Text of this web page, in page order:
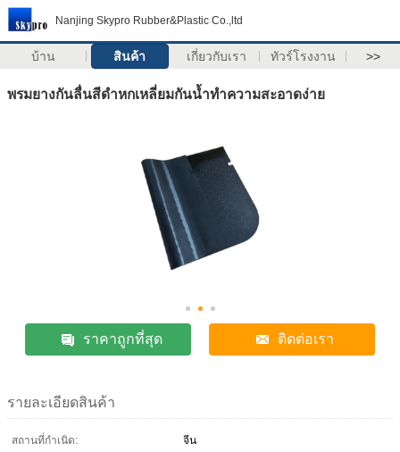
Nanjing Skypro Rubber&Plastic Co.,ltd
บ้าน สินค้า เกี่ยวกับเรา ทัวร์โรงงาน >>
พรมยางกันลื่นสีดำหกเหลี่ยมกันน้ำทำความสะอาดง่าย
ราคาถูกที่สุด ติดต่อเรา
รายละเอียดสินค้า
สถานที่กำเนิด:
จีน